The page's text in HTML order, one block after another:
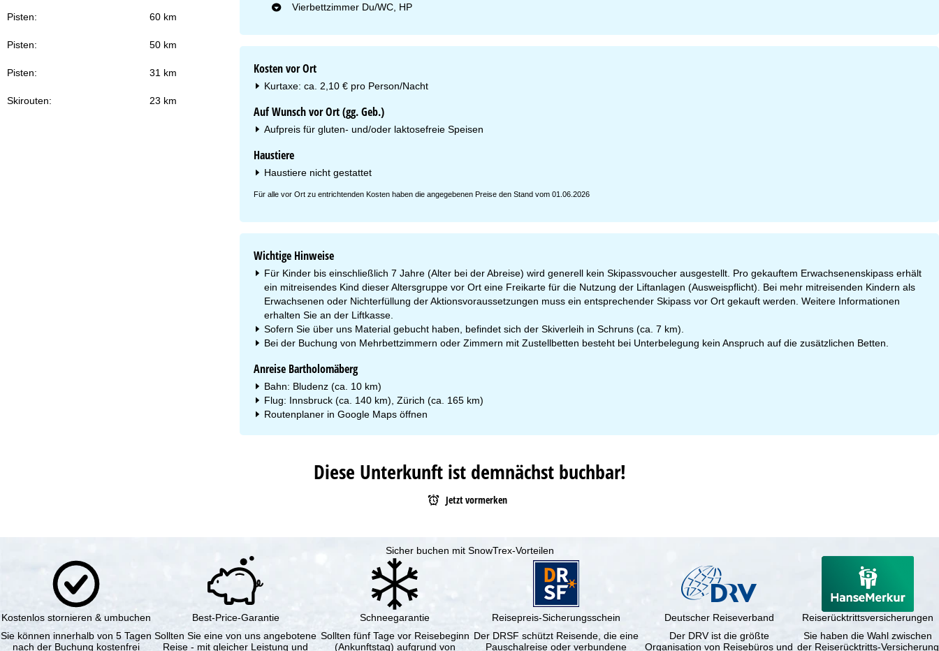
Pisten: 60 km
Pisten: 50 km
Pisten: 31 km
Skirouten: 23 km
Vierbettzimmer Du/WC, HP
Kosten vor Ort
Kurtaxe: ca. 2,10 € pro Person/Nacht
Auf Wunsch vor Ort (gg. Geb.)
Aufpreis für gluten- und/oder laktosefreie Speisen
Haustiere
Haustiere nicht gestattet
Für alle vor Ort zu entrichtenden Kosten haben die angegebenen Preise den Stand vom 01.06.2026
Wichtige Hinweise
Für Kinder bis einschließlich 7 Jahre (Alter bei der Abreise) wird generell kein Skipassvoucher ausgestellt. Pro gekauftem Erwachsenenskipass erhält
ein mitreisendes Kind dieser Altersgruppe vor Ort eine Freikarte für die Nutzung der Liftanlagen (Ausweispflicht). Bei mehr mitreisenden Kindern als
Erwachsenen oder Nichterfüllung der Aktionsvoraussetzungen muss ein entsprechender Skipass vor Ort gekauft werden. Weitere Informationen
erhalten Sie an der Liftkasse.
Sofern Sie über uns Material gebucht haben, befindet sich der Skiverleih in Schruns (ca. 7 km).
Bei der Buchung von Mehrbettzimmern oder Zimmern mit Zustellbetten besteht bei Unterbelegung kein Anspruch auf die zusätzlichen Betten.
Anreise Bartholomäberg
Bahn: Bludenz (ca. 10 km)
Flug: Innsbruck (ca. 140 km), Zürich (ca. 165 km)
Routenplaner in Google Mapsöffnen
Diese Unterkunft ist demnächst buchbar!
Jetzt vormerken
Sicher buchen mit SnowTrex-Vorteilen
Kostenlos stornieren & umbuchen
Sie können innerhalb von 5 Tagen
nach der Buchung kostenfrei
Best-Price-Garantie
Sollten Sie eine von uns angebotene
Reise - mit gleicher Leistung und
Schneegarantie
Sollten fünf Tage vor Reisebeginn
(Ankunftstag) aufgrund von
Reisepreis-Sicherungsschein
Der DRSF schützt Reisende, die eine
Pauschalreise oder verbundene
Deutscher Reiseverband
Der DRV ist die größte
Organisation von Reisebüros und
Reiserücktrittsversicherungen
Sie haben die Wahl zwischen
der Reiserücktritts-Versicherung